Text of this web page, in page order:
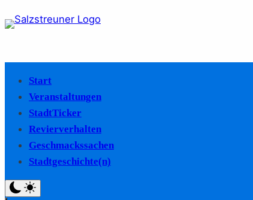
Start
Veranstaltungen
StadtTicker
Revierverhalten
Geschmackssachen
Stadtgeschichte(n)